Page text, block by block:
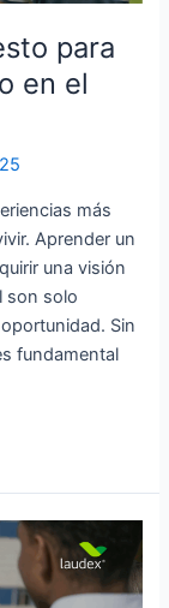
para
en el
más
Aprender un
una visión
son solo
Sin
fundamental